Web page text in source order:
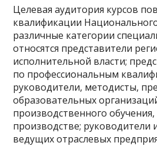
Целевая аудитория курсов
квалификации
различные категории
относятся представители
исполнительной власти;
по профессиональным
руководители, методисты,
образовательных
производственного
производстве; руководители
ведущих отраслевых